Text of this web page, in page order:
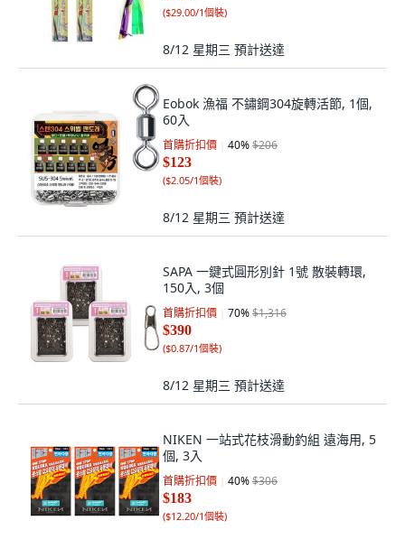
($29.00/1個裝)
8/12 星期三 預計送達
Eobok 漁福 不鏽鋼304旋轉活節, 1個,
60入
首購折扣價 40%$206
$123
($2.05/1個裝)
8/12 星期三 預計送達
SAPA 一鍵式圓形別針 1號 散裝轉環,
150入, 3個
首購折扣價 70%$1,316
$390
($0.87/1個裝)
8/12 星期三 預計送達
NIKEN 一站式花枝滑動釣組 遠海用, 5
個, 3入
首購折扣價 40%$306
$183
($12.20/1個裝)